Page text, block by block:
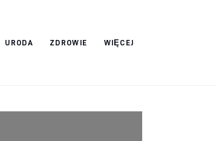
URODA ZDROWIE WIĘCEJ